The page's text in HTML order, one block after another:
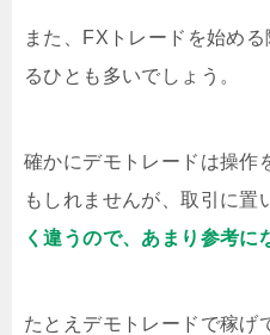
また、FXトレードを始め
るひとも多いでしょう。
確かにデモトレードは操作
もしれませんが、取引に置
く違うので、あまり参考に
たとえデモトレードで稼げ